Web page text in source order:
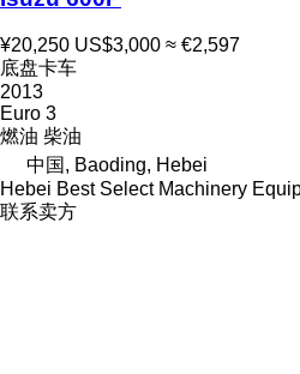
¥20,250 US$3,000 ≈ €2,597
底盘卡车
2013
Euro 3
燃油 柴油
中国, Baoding, Hebei
Hebei Best Select Machinery
联系卖方